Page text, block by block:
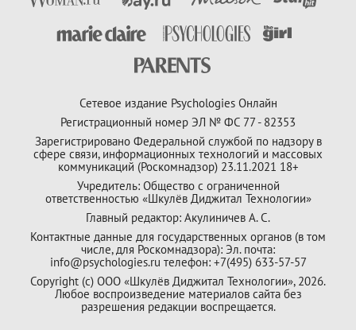
Сетевое издание Psychologies Онлайн
Регистрационный номер ЭЛ № ФС 77 - 82353
Зарегистрировано Федеральной службой по надзору в
сфере связи, информационных технологий и массовых
коммуникаций (Роскомнадзор) 23.11.2021 18+
Учредитель: Общество с ограниченной
ответственностью «Шкулёв Диджитал Технологии»
Главный редактор: Акулиничев А. С.
Контактные данные для государственных органов (в том
числе, для Роскомнадзора): Эл. почта:
info@psychologies.ru телефон: +7(495) 633-57-57
Copyright (с) ООО «Шкулёв Диджитал Технологии», 2026.
Любое воспроизведение материалов сайта без
разрешения редакции воспрещается.